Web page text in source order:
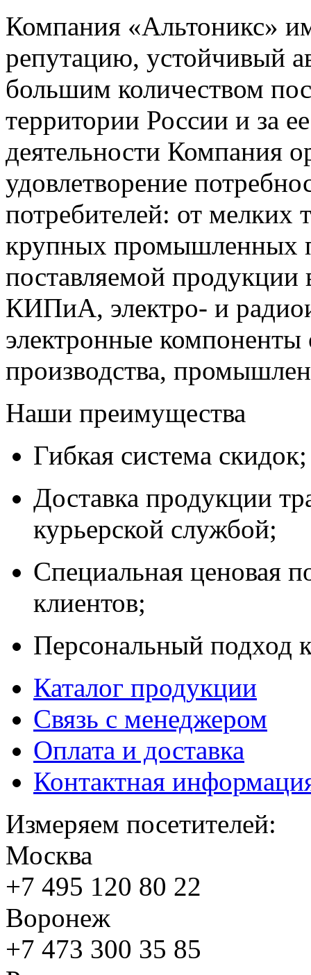
Компания «Альтоникс»
репутацию, устойчивый
большим количеством
территории России и за
деятельности Компания
удовлетворение
потребителей: от мелких
крупных промышленных
поставляемой продукции
КИПиА, электро- и
электронные компоненты
производства,
Наши преимущества
Гибкая система скидок;
Доставка продукции
курьерской службой;
Специальная ценовая
клиентов;
Персональный подход
Каталог продукции
Связь с менеджером
Оплата и доставка
Контактная
Измеряем посетителей:
Москва
+7 495 120 80 22
Воронеж
+7 473 300 35 85